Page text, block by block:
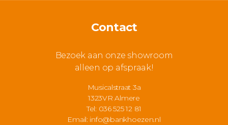
Contact
Bezoek aan onze showroom
alleen op afspraak!
Musicalstraat 3a
1323VR Almere
Tel: 036 525 12 81
Email: info@bankhoezen.nl